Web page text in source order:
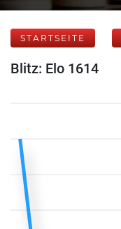
STARTSEITE
Blitz: Elo 1614